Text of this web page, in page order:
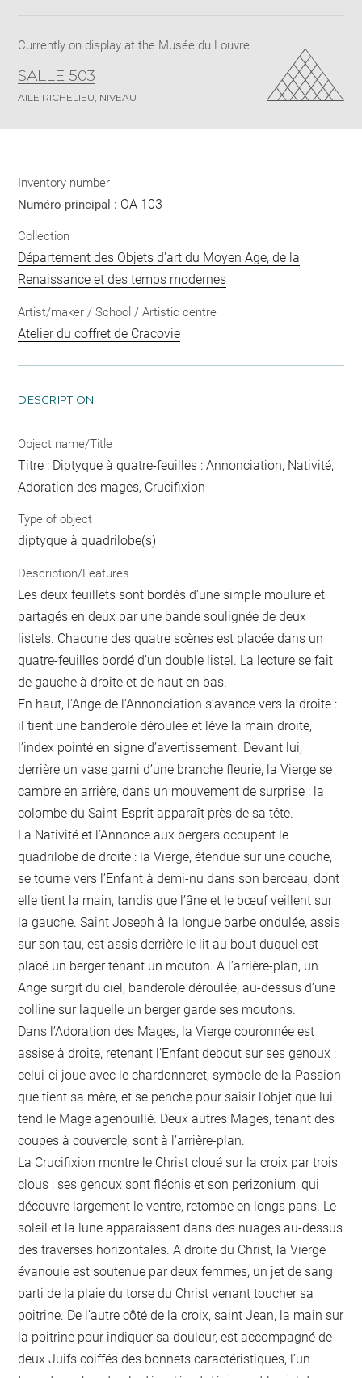
Currently on display at the Musée du Louvre
SALLE 503
AILE RICHELIEU, NIVEAU 1
Inventory number
Numéro principal : OA 103
Collection
Département des Objets d'art du Moyen Age, de la
Renaissance et des temps modernes
Artist/maker / School / Artistic centre
Atelier du coffret de Cracovie
DESCRIPTION
Object name/Title
Titre : Diptyque à quatre-feuilles : Annonciation, Nativité,
Adoration des mages, Crucifixion
Type of object
diptyque à quadrilobe(s)
Description/Features
Les deux feuillets sont bordés d’une simple moulure et
partagés en deux par une bande soulignée de deux
listels. Chacune des quatre scènes est placée dans un
quatre-feuilles bordé d’un double listel. La lecture se fait
de gauche à droite et de haut en bas.
En haut, l’Ange de l’Annonciation s’avance vers la droite :
il tient une banderole déroulée et lève la main droite,
l’index pointé en signe d’avertissement. Devant lui,
derrière un vase garni d’une branche fleurie, la Vierge se
cambre en arrière, dans un mouvement de surprise ; la
colombe du Saint-Esprit apparaît près de sa tête.
La Nativité et l’Annonce aux bergers occupent le
quadrilobe de droite : la Vierge, étendue sur une couche,
se tourne vers l’Enfant à demi-nu dans son berceau, dont
elle tient la main, tandis que l’âne et le bœuf veillent sur
la gauche. Saint Joseph à la longue barbe ondulée, assis
sur son tau, est assis derrière le lit au bout duquel est
placé un berger tenant un mouton. A l’arrière-plan, un
Ange surgit du ciel, banderole déroulée, au-dessus d’une
colline sur laquelle un berger garde ses moutons.
Dans l’Adoration des Mages, la Vierge couronnée est
assise à droite, retenant l’Enfant debout sur ses genoux ;
celui-ci joue avec le chardonneret, symbole de la Passion
que tient sa mère, et se penche pour saisir l’objet que lui
tend le Mage agenouillé. Deux autres Mages, tenant des
coupes à couvercle, sont à l’arrière-plan.
La Crucifixion montre le Christ cloué sur la croix par trois
clous ; ses genoux sont fléchis et son perizonium, qui
découvre largement le ventre, retombe en longs pans. Le
soleil et la lune apparaissent dans des nuages au-dessus
des traverses horizontales. A droite du Christ, la Vierge
évanouie est soutenue par deux femmes, un jet de sang
parti de la plaie du torse du Christ venant toucher sa
poitrine. De l’autre côté de la croix, saint Jean, la main sur
la poitrine pour indiquer sa douleur, est accompagné de
deux Juifs coiffés des bonnets caractéristiques, l’un